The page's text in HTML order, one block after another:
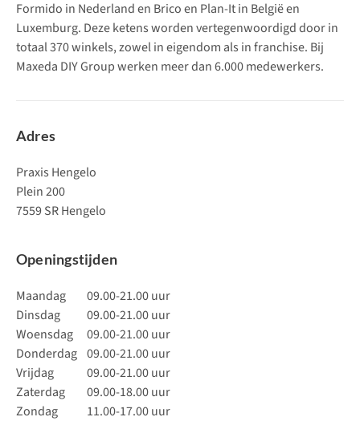
Formido in Nederland en Brico en Plan-It in België en
Luxemburg. Deze ketens worden vertegenwoordigd door in
totaal 370 winkels, zowel in eigendom als in franchise. Bij
Maxeda DIY Group werken meer dan 6.000 medewerkers.
Adres
Praxis Hengelo
Plein 200
7559 SR Hengelo
Openingstijden
Maandag
09.00-21.00 uur
Dinsdag
09.00-21.00 uur
Woensdag
09.00-21.00 uur
Donderdag 09.00-21.00 uur
Vrijdag
09.00-21.00 uur
Zaterdag
09.00-18.00 uur
Zondag
11.00-17.00 uur